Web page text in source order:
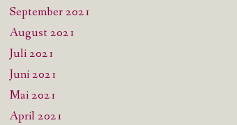
September 2021
August 2021
Juli 2021
Juni 2021
Mai 2021
April 2021